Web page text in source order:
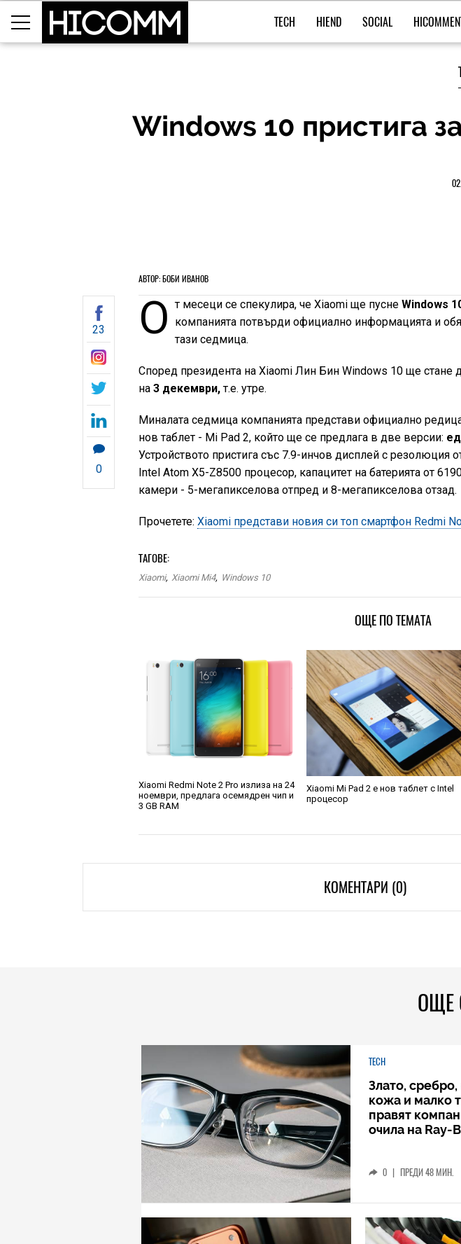
TECH HIEND SOCIAL
Windows 10 пристига
АВТОР: БОБИ ИВАНОВ
23
0
О т месеци се спекулира, че Xiaomi ще пусне Windows
компанията потвърди официално информацията и
тази седмица.
Според президента на Xiaomi Лин Бин Windows 10 ще стане
на3 декември,т.е. утре.
Миналата седмица компанията представи официално
нов таблет - Mi Pad 2, който ще се предлага в две версии:
Устройството пристига със 7.9-инчов дисплей с резолюция
Intel Atom X5-Z8500 процесор, капацитет на батерията от
камери - 5-мегапикселова отпред и 8-мегапикселова отзад.
Прочетете:Xiaomi представи новия си топ смартфон Redmi
ТАГОВЕ:
Xiaomi, Xiaomi Mi4, Windows 10
ОЩЕ ПО ТЕМАТА
Xiaomi Redmi Note 2 Pro излиза на 24
ноември, предлага осемядрен чип и
3 GB RAM
Xiaomi Mi Pad 2 е нов таблет с Intel
процесор
КОМЕНТАРИ (0)
ОЩЕ
TECH
Злато,
кожа и малко
правят
очила на Ray-
0 | ПРЕДИ 48 МИН.